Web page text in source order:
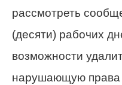
рассмотреть
(десяти) рабочих
возможности
нарушающую права